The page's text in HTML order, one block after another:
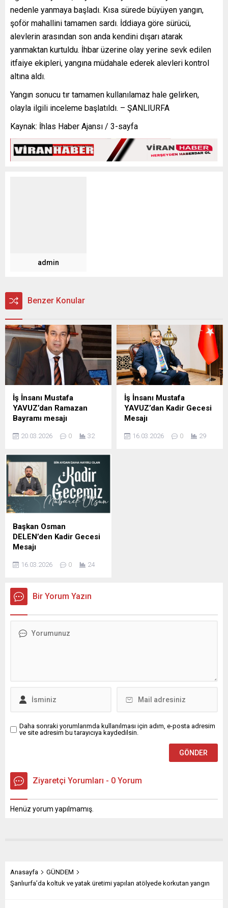
nedenle yanmaya başladı. Kısa sürede büyüyen yangın,
şoför mahallini tamamen sardı. İddiaya göre sürücü,
alevlerin arasından son anda kendini dışarı atarak
yanmaktan kurtuldu. İhbar üzerine olay yerine sevk edilen
itfaiye ekipleri, yangına müdahale ederek alevleri kontrol
altına aldı.
Yangın sonucu tır tamamen kullanılamaz hale gelirken,
olayla ilgili inceleme başlatıldı. – ŞANLIURFA
Kaynak: İhlas Haber Ajansı / 3-sayfa
admin
Benzer Konular
İş İnsanı Mustafa
YAVUZ’dan Ramazan
Bayramı mesajı
Başkanı ve İş insanı Mustafa
dolayısıyla mesaj yayımladı;
İş insanı Mustafa Yavuz
Mesajında şunları kaydetti,
Ramazan ayının manevi
ikliminde sabır, yardımlaşma
ve dayanışma duygularının
güçlendiğini belirterek,
bayramların ise bu güzel
değerlerin toplumun her
kesimine yayıldığı müstesna
zamanlar olduğunu ifade
20.03.2026 0 32
İş İnsanı Mustafa
YAVUZ’dan Kadir Gecesi
Mesajı
Başkanı ve iş insanı Mustafa
16.03.2026 0 29
Başkan Osman
DELEN’den Kadir Gecesi
Mesajı
Kurulu Başkanı ve
Osman Delen, mübarek
Kadir Gecesi dolayısıyla bir
Gecesi’nin İslam âlemi için
Delen mesajında şu
16.03.2026 0 24
Bir Yorum Yazın
Daha sonraki yorumlarımda kullanılması için adım, e-posta adresim
ve site adresim bu tarayıcıya kaydedilsin.
Ziyaretçi Yorumları - 0 Yorum
Henüz yorum yapılmamış.
Anasayfa
GÜNDEM
Şanlıurfa’da koltuk ve yatak üretimi yapılan atölyede korkutan yangın